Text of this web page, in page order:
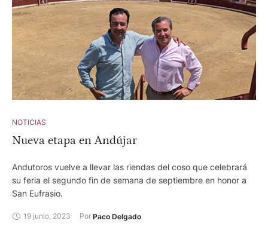
NOTICIAS
Nueva etapa en Andújar
Andutoros vuelve a llevar las riendas del coso que celebrará
su feria el segundo fin de semana de septiembre en honor a
San Eufrasio.
19 junio, 2023 Por Paco Delgado